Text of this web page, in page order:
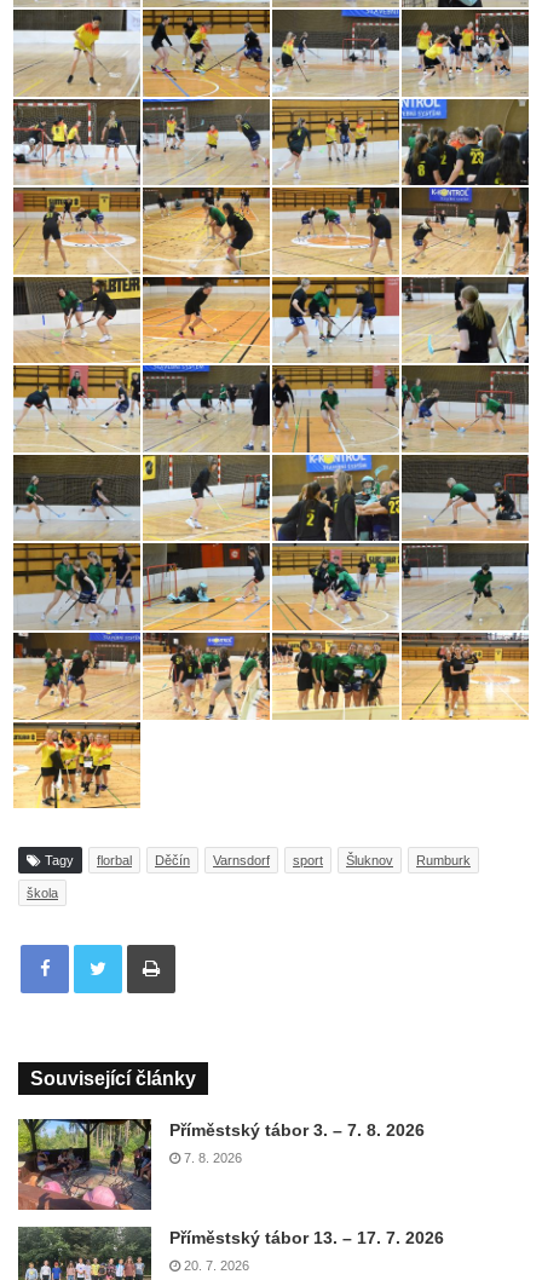
Tagy florbal Děčín Varnsdorf sport Šluknov Rumburk
škola
Tisknout
Související články
Příměstský tábor 3. – 7. 8. 2026
7. 8. 2026
Příměstský tábor 13. – 17. 7. 2026
20. 7. 2026